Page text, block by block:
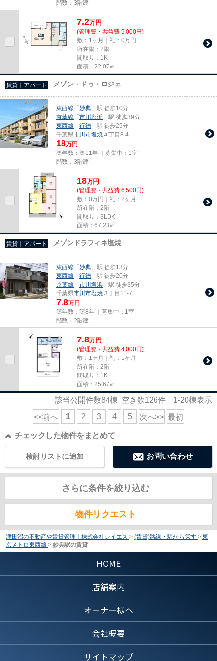
階数：3階建
7.2万円
(管理費・共益費 5,000円)
敷：1ヶ月｜礼：0万円
所在階：2階
間取り：1K
面積：22.07㎡
賃貸｜アパート メゾン・ドゥ・ロジェ
東西線 「妙典 」駅 徒歩10分
京葉線 「市川塩浜 」駅 徒歩39分
東西線 「行徳 」駅 徒歩25分
千葉県市川市塩焼 ４丁目8-4
18万円
築年数：築11年 ｜募集中： 1室
階数：3階建
18万円
(管理費・共益費 6,500円)
敷：0万円｜礼：2ヶ月
所在階：2階
間取り：3LDK
面積：67.23㎡
賃貸｜アパート メゾンドラフィネ塩焼
東西線 「妙典 」駅 徒歩13分
東西線 「行徳 」駅 徒歩20分
京葉線 「市川塩浜 」駅 徒歩35分
千葉県市川市塩焼 ３丁目11-7
7.8万円
築年数：築8年 ｜募集中： 1室
階数：2階建
7.8万円
(管理費・共益費 4,000円)
敷：1ヶ月｜礼：1ヶ月
所在階：2階
間取り：1K
面積：25.67㎡
該当公開件数84棟 空き数126件 1-20棟表示
<<前へ 1 2 3 4 5 次へ>> 最初
チェックした物件をまとめて
お問い合わせ
検討リストに追加
さらに条件を絞り込む
物件リクエスト
津田沼の不動産や賃貸管理｜株式会社レイエス > (賃貸)路線・駅から探す > 東
京メトロ東西線 > 妙典駅の賃貸
HOME
店舗案内
オーナー様へ
会社概要
サイトマップ